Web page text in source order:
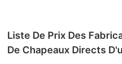
Liste De Prix Des
De Chapeaux Directs